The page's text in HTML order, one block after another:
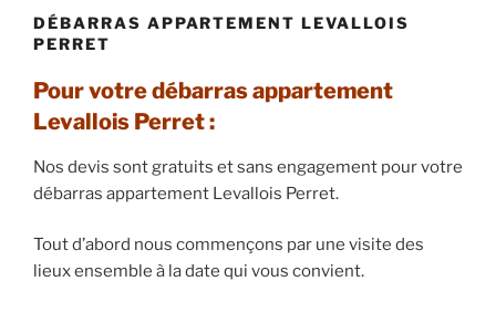
DÉBARRAS APPARTEMENT LEVALLOIS
PERRET
Pour votre débarras appartement
Levallois Perret :
Nos devis sont gratuits et sans engagement pour votre
débarras appartement Levallois Perret.
Tout d’abord nous commençons par une visite des
lieux ensemble à la date qui vous convient.